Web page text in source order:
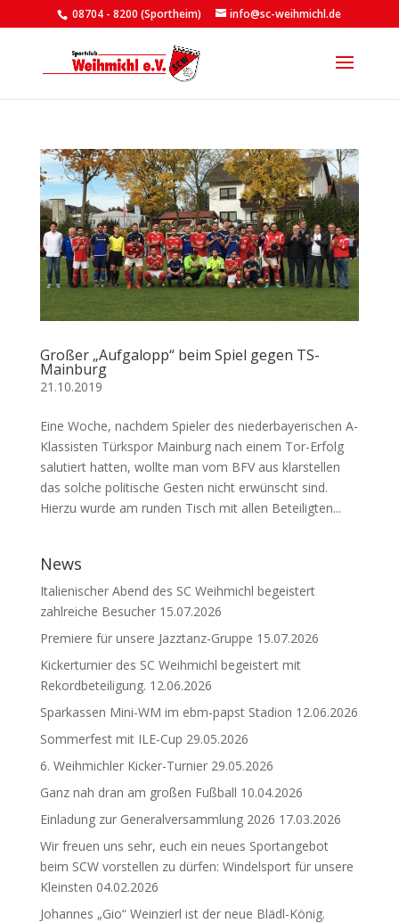
08704 - 8200 (Sportheim) info@sc-weihmichl.de
Großer „Aufgalopp“ beim Spiel gegen TS-
Mainburg
21.10.2019
Eine Woche, nachdem Spieler des niederbayerischen A-
Klassisten Türkspor Mainburg nach einem Tor-Erfolg
salutiert hatten, wollte man vom BFV aus klarstellen
das solche politische Gesten nicht erwünscht sind.
Hierzu wurde am runden Tisch mit allen Beteiligten...
News
Italienischer Abend des SC Weihmichl begeistert
zahlreiche Besucher 15.07.2026
Premiere für unsere Jazztanz-Gruppe 15.07.2026
Kickerturnier des SC Weihmichl begeistert mit
Rekordbeteiligung. 12.06.2026
Sparkassen Mini-WM im ebm-papst Stadion 12.06.2026
Sommerfest mit ILE-Cup 29.05.2026
6. Weihmichler Kicker-Turnier 29.05.2026
Ganz nah dran am großen Fußball 10.04.2026
Einladung zur Generalversammlung 2026 17.03.2026
Wir freuen uns sehr, euch ein neues Sportangebot
beim SCW vorstellen zu dürfen: Windelsport für unsere
Kleinsten 04.02.2026
Johannes „Gio“ Weinzierl ist der neue Blädl-König.